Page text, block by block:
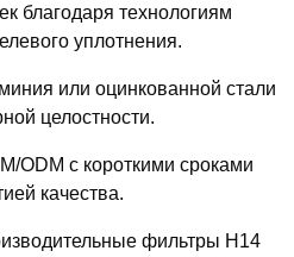
благодаря технологиям
уплотнения.
или оцинкованной стали
целостности.
ODM с короткими сроками
качества.
фильтры H14